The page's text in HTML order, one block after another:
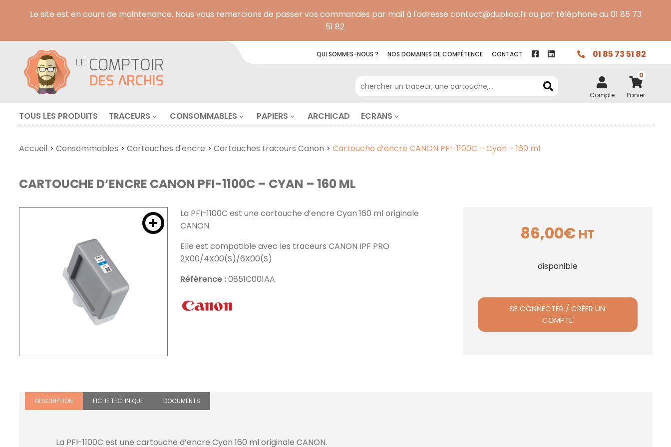
Le site est en cours de maintenance. Nous vous remercions de passer vos commandes par mail à l'adresse contact@duplica.fr ou par téléphone au 01 85 73
51 82.
QUI SOMMES-NOUS ? NOS DOMAINES DECOMPÉTENCE CONTACT 01 85 73 51 82
Compte
Panier
0
TOUS LES PRODUITS TRACEURS CONSOMMABLES PAPIERS ARCHICAD ECRANS
Accueil > Consommables > Cartouches d'encre > Cartouches traceurs Canon > Cartouche d’encre CANON PFI-1100C – Cyan – 160 ml
CARTOUCHE D’ENCRE CANON PFI-1100C – CYAN – 160 ML
La PFI-1100C est une cartouche d’encre Cyan 160 ml originale
CANON.
Elle est compatible avec les traceurs CANON IPF PRO
2X00/4X00(S)/6X00(S)
Référence :0851C001AA
86,00€ HT
disponible
SE CONNECTER / CRÉER UN
COMPTE
DESCRIPTION FICHE TECHNIQUE DOCUMENTS
La PFI-1100C est une cartouche d’encre Cyan 160 ml originale CANON.